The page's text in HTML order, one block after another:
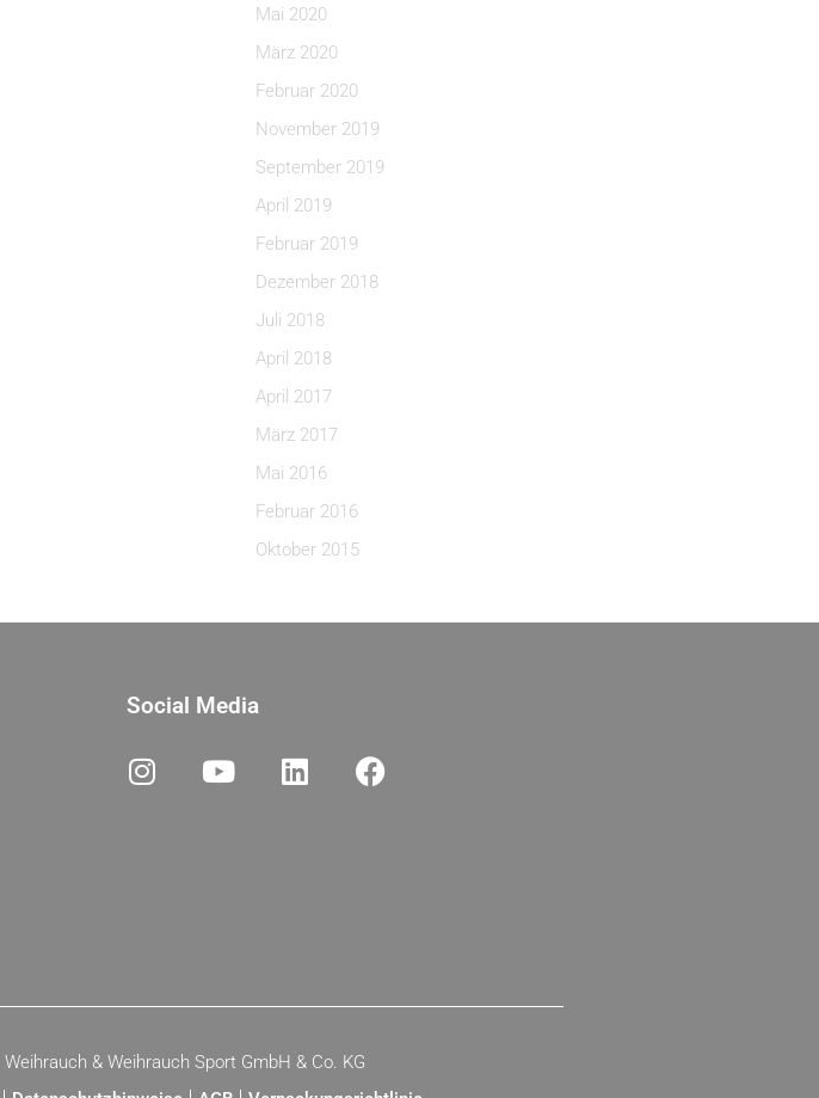
Mai 2020
März 2020
Februar 2020
November 2019
September 2019
April 2019
Februar 2019
Dezember 2018
Juli 2018
April 2018
April 2017
März 2017
Mai 2016
Februar 2016
Oktober 2015
Social Media
Weihrauch & Weihrauch Sport GmbH & Co. KG